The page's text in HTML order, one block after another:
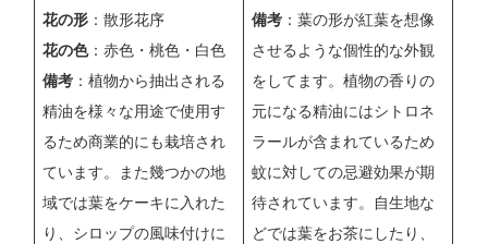
花の形 ：散形花序
花の色：赤色・桃色・白色
備考 ：植物から抽出される
精油を様々な用途で使用す
るため商業的にも栽培され
ています。また幾つかの地
域では葉をケーキに入れた
り、シロップの風味付けに
備考 ：葉の形が紅葉を想像
させるような個性的な外観
をしてます。植物の香りの
元になる精油にはシトロネ
ラールが含まれているため
蚊に対しての忌避効果が期
待されています。自生地な
どでは葉をお茶にしたり、